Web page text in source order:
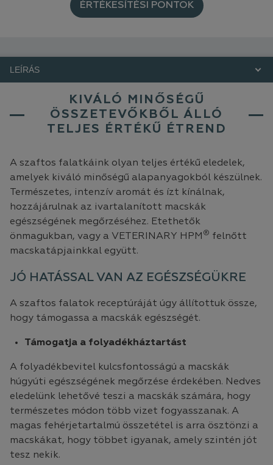
ÉRTÉKESÍTÉSI PONTOK
LEÍRÁS
KIVÁLÓ MINŐSÉGŰ
ÖSSZETEVŐKBŐL ÁLLÓ
TELJES ÉRTÉKŰ ÉTREND
A szaftos falatkáink olyan teljes értékű eledelek,
amelyek kiváló minőségű alapanyagokból készülnek.
Természetes, intenzív aromát és ízt kínálnak,
hozzájárulnak az ivartalanított macskák
egészségének megőrzéséhez. Etethetők
önmagukban, vagy a VETERINARY HPM ® felnőtt
macskatápjainkkal együtt.
JÓ HATÁSSAL VAN AZ EGÉSZSÉGÜKRE
A szaftos falatok receptúráját úgy állítottuk össze,
hogy támogassa a macskák egészségét.
Támogatja a folyadékháztartást
A folyadékbevitel kulcsfontosságú a macskák
húgyúti egészségének megőrzése érdekében. Nedves
eledelünk lehetővé teszi a macskák számára, hogy
természetes módon több vizet fogyasszanak. A
magas fehérjetartalmú összetétel is arra ösztönzi a
macskákat, hogy többet igyanak, amely szintén jót
tesz nekik.